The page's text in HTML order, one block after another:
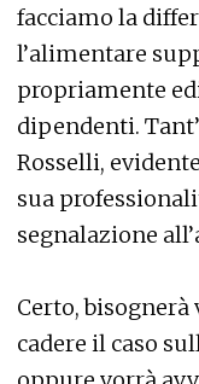
facciamo la
l’alimentare
propriamente
dipendenti.
Rosselli,
sua
segnalazione
Certo, bisognerà
cadere il caso